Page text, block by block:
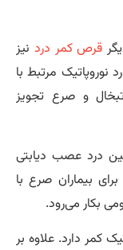
کمر دردنیز
مرتبط با
و صرع تجویز
درد عصب دیابتی
صرع با
می‌رود.
دارد. علاوه بر